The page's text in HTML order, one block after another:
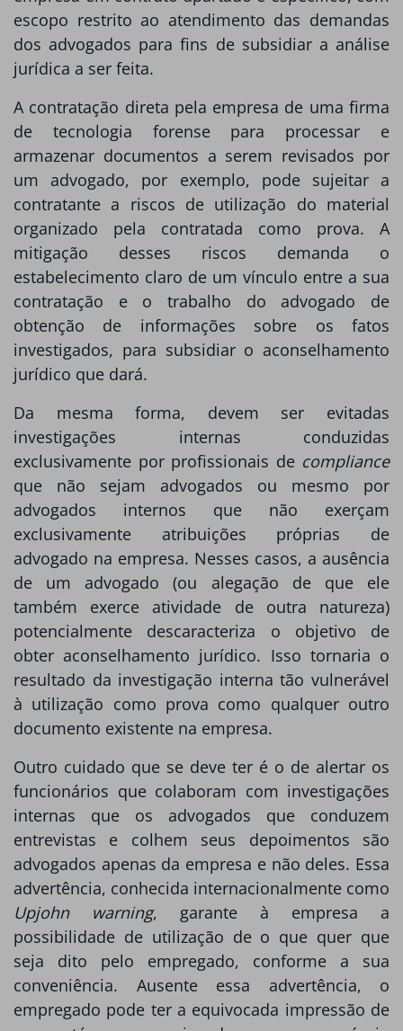
escopo restrito ao atendimento das demandas
dos advogados para fins de subsidiar a análise
jurídica a ser feita.
A contratação direta pela empresa de uma firma
de tecnologia forense para processar e
armazenar documentos a serem revisados por
um advogado, por exemplo, pode sujeitar a
contratante a riscos de utilização do material
organizado pela contratada como prova. A
mitigação desses riscos demanda o
estabelecimento claro de um vínculo entre a sua
contratação e o trabalho do advogado de
obtenção de informações sobre os fatos
investigados, para subsidiar o aconselhamento
jurídico que dará.
Da mesma forma, devem ser evitadas
investigações internas conduzidas
exclusivamente por profissionais de compliance
que não sejam advogados ou mesmo por
advogados internos que não exerçam
exclusivamente atribuições próprias de
advogado na empresa. Nesses casos, a ausência
de um advogado (ou alegação de que ele
também exerce atividade de outra natureza)
potencialmente descaracteriza o objetivo de
obter aconselhamento jurídico. Isso tornaria o
resultado da investigação interna tão vulnerável
à utilização como prova como qualquer outro
documento existente na empresa.
Outro cuidado que se deve ter é o de alertar os
funcionários que colaboram com investigações
internas que os advogados que conduzem
entrevistas e colhem seus depoimentos são
advogados apenas da empresa e não deles. Essa
advertência, conhecida internacionalmente como
Upjohn warning, garante à empresa a
possibilidade de utilização de o que quer que
seja dito pelo empregado, conforme a sua
conveniência. Ausente essa advertência, o
empregado pode ter a equivocada impressão de